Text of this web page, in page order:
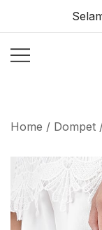
content
Home / Dompet